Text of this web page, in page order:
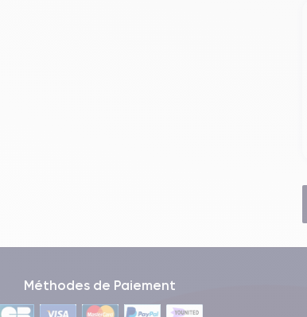
Méthodes de Paiement